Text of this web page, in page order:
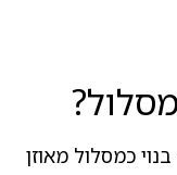
כמסלול מאוזן